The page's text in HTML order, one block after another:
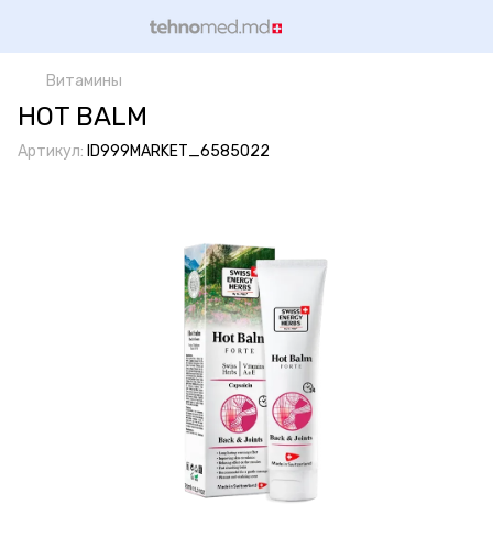
Витамины
HOT BALM
Артикул: ID999MARKET_6585022